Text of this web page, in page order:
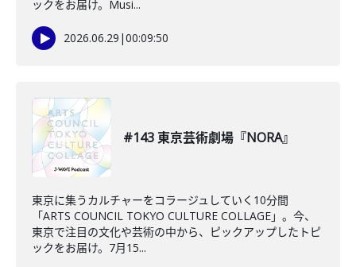
ックをお届け。Musi...
2026.06.29 |00:09:50
#143 東京芸術劇場『NORA』
東京に集うカルチャーをコラージュしていく10分間
「ARTS COUNCIL TOKYO CULTURE COLLAGE」。今、
東京で注目の文化や芸術の中から、ピックアップしたトピ
ックをお届け。7月15...